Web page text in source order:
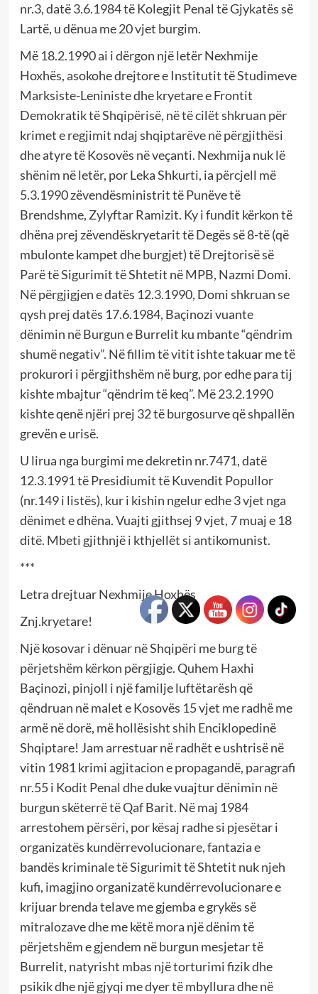
nr.3, datë 3.6.1984 të Kolegjit Penal të Gjykatës së
Lartë, u dënua me 20 vjet burgim.
Më 18.2.1990 ai i dërgon një letër Nexhmije
Hoxhës, asokohe drejtore e Institutit të Studimeve
Marksiste-Leniniste dhe kryetare e Frontit
Demokratik të Shqipërisë, në të cilët shkruan për
krimet e regjimit ndaj shqiptarëve në përgjithësi
dhe atyre të Kosovës në veçanti. Nexhmija nuk lë
shënim në letër, por Leka Shkurti, ia përcjell më
5.3.1990 zëvendësministrit të Punëve të
Brendshme, Zylyftar Ramizit. Ky i fundit kërkon të
dhëna prej zëvendëskryetarit të Degës së 8-të (që
mbulonte kampet dhe burgjet) të Drejtorisë së
Parë të Sigurimit të Shtetit në MPB, Nazmi Domi.
Në përgjigjen e datës 12.3.1990, Domi shkruan se
qysh prej datës 17.6.1984, Baçinozi vuante
dënimin në Burgun e Burrelit ku mbante “qëndrim
shumë negativ”. Në fillim të vitit ishte takuar me të
prokurori i përgjithshëm në burg, por edhe para tij
kishte mbajtur “qëndrim të keq”. Më 23.2.1990
kishte qenë njëri prej 32 të burgosurve që shpallën
grevën e urisë.
U lirua nga burgimi me dekretin nr.7471, datë
12.3.1991 të Presidiumit të Kuvendit Popullor
(nr.149 i listës), kur i kishin ngelur edhe 3 vjet nga
dënimet e dhëna. Vuajti gjithsej 9 vjet, 7 muaj e 18
ditë. Mbeti gjithnjë i kthjellët si antikomunist.
***
Letra drejtuar Nexhmije Hoxhës
Znj.kryetare!
Një kosovar i dënuar në Shqipëri me burg të
përjetshëm kërkon përgjigje. Quhem Haxhi
Baçinozi, pinjoll i një familje luftëtarësh që
qëndruan në malet e Kosovës 15 vjet me radhë me
armë në dorë, më hollësisht shih Enciklopedinë
Shqiptare! Jam arrestuar në radhët e ushtrisë në
vitin 1981 krimi agjitacion e propagandë, paragrafi
nr.55 i Kodit Penal dhe duke vuajtur dënimin në
burgun skëterrë të Qaf Barit. Në maj 1984
arrestohem përsëri, por kësaj radhe si pjesëtar i
organizatës kundërrevolucionare, fantazia e
bandës kriminale të Sigurimit të Shtetit nuk njeh
kufi, imagjino organizatë kundërrevolucionare e
krijuar brenda telave me gjemba e grykës së
mitralozave dhe me këtë mora një dënim të
përjetshëm e gjendem në burgun mesjetar të
Burrelit, natyrisht mbas një torturimi fizik dhe
psikik dhe një gjyqi me dyer të mbyllura dhe në